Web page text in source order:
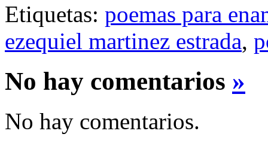
Etiquetas: poemas para
ezequiel martinez estrada,
No hay comentarios »
No hay comentarios.